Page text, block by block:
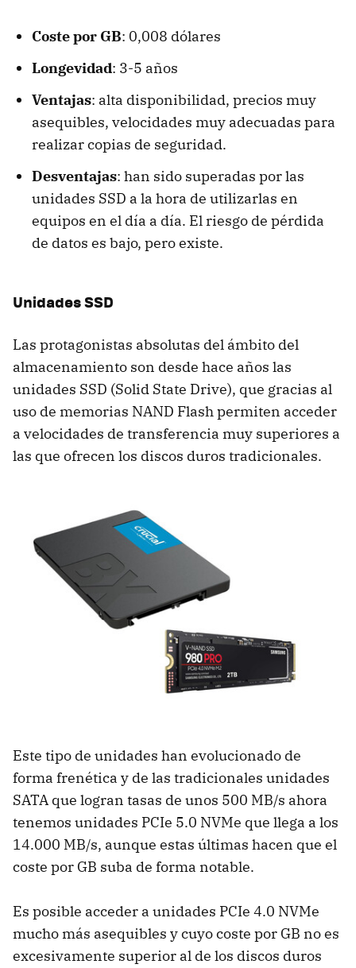
Coste por GB: 0,008 dólares
Longevidad: 3-5 años
Ventajas: alta disponibilidad, precios muy
asequibles, velocidades muy adecuadas para
realizar copias de seguridad.
Desventajas: han sido superadas por las
unidades SSD a la hora de utilizarlas en
equipos en el día a día. El riesgo de pérdida
de datos es bajo, pero existe.
Unidades SSD
Las protagonistas absolutas del ámbito del
almacenamiento son desde hace años las
unidades SSD (Solid State Drive), que gracias al
uso de memorias NAND Flash permiten acceder
a velocidades de transferencia muy superiores a
las que ofrecen los discos duros tradicionales.
Este tipo de unidades han evolucionado de
forma frenética y de las tradicionales unidades
SATA que logran tasas de unos 500 MB/s ahora
tenemos unidades PCIe 5.0 NVMe que llega a los
14.000 MB/s, aunque estas últimas hacen que el
coste por GB suba de forma notable.
Es posible acceder a unidades PCIe 4.0 NVMe
mucho más asequibles y cuyo coste por GB no es
excesivamente superior al de los discos duros